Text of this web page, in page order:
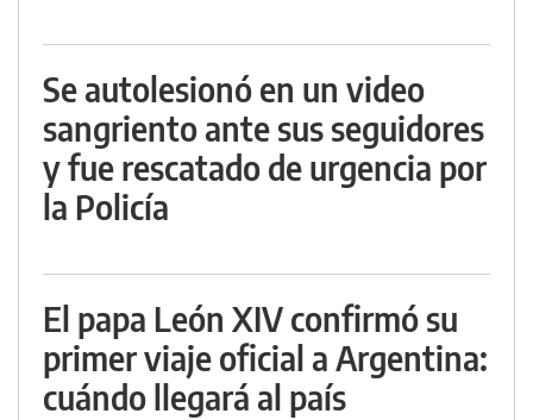
Se autolesionó en un video
sangriento ante sus seguidores
y fue rescatado de urgencia por
la Policía
El papa León XIV confirmó su
primer viaje oficial a Argentina:
cuándo llegará al país